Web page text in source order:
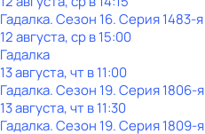
Гадалка. Сезон 16. Серия 1483-я
12 августа, ср в 15:00
Гадалка
13 августа, чт в 11:00
Гадалка. Сезон 19. Серия 1806-я
13 августа, чт в 11:30
Гадалка. Сезон 19. Серия 1809-я